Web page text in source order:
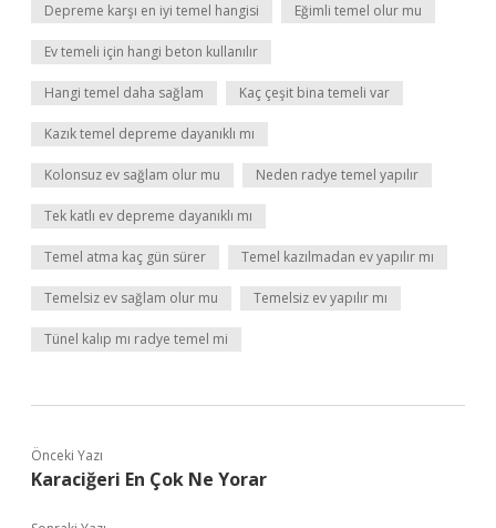
Depreme karşı en iyi temel hangisi Eğimli temel olur mu
Ev temeli için hangi beton kullanılır
Hangi temel daha sağlam Kaç çeşit bina temeli var
Kazık temel depreme dayanıklı mı
Kolonsuz ev sağlam olur mu Neden radye temel yapılır
Tek katlı ev depreme dayanıklı mı
Temel atma kaç gün sürer Temel kazılmadan ev yapılır mı
Temelsiz ev sağlam olur mu Temelsiz ev yapılır mı
Tünel kalıp mı radye temel mi
Önceki Yazı
Karaciğeri En Çok Ne Yorar